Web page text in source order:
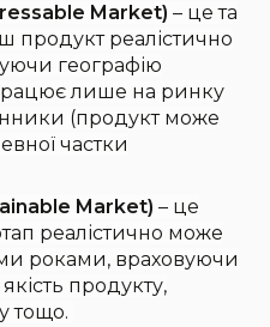
Market) – це та
продукт реалістично
географію
лише на ринку
(продукт може
частки
Market) – це
реалістично може
роками, враховуючи
продукту,
тощо.